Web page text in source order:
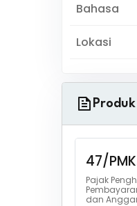
Bahasa
Lokasi
47/
Pajak
dan